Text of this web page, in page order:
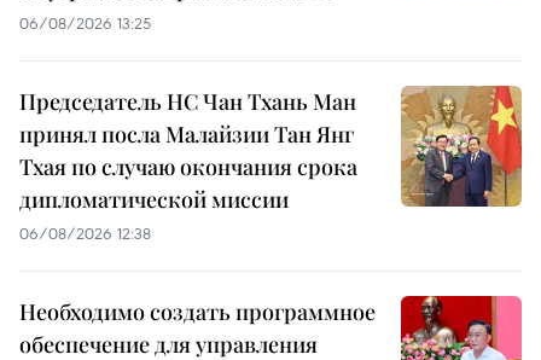
06/08/2026 13:25
Председатель НС Чан Тхань Ман
принял посла Малайзии Тан Янг
Тхая по случаю окончания срока
дипломатической миссии
06/08/2026 12:38
Необходимо создать программное
обеспечение для управления